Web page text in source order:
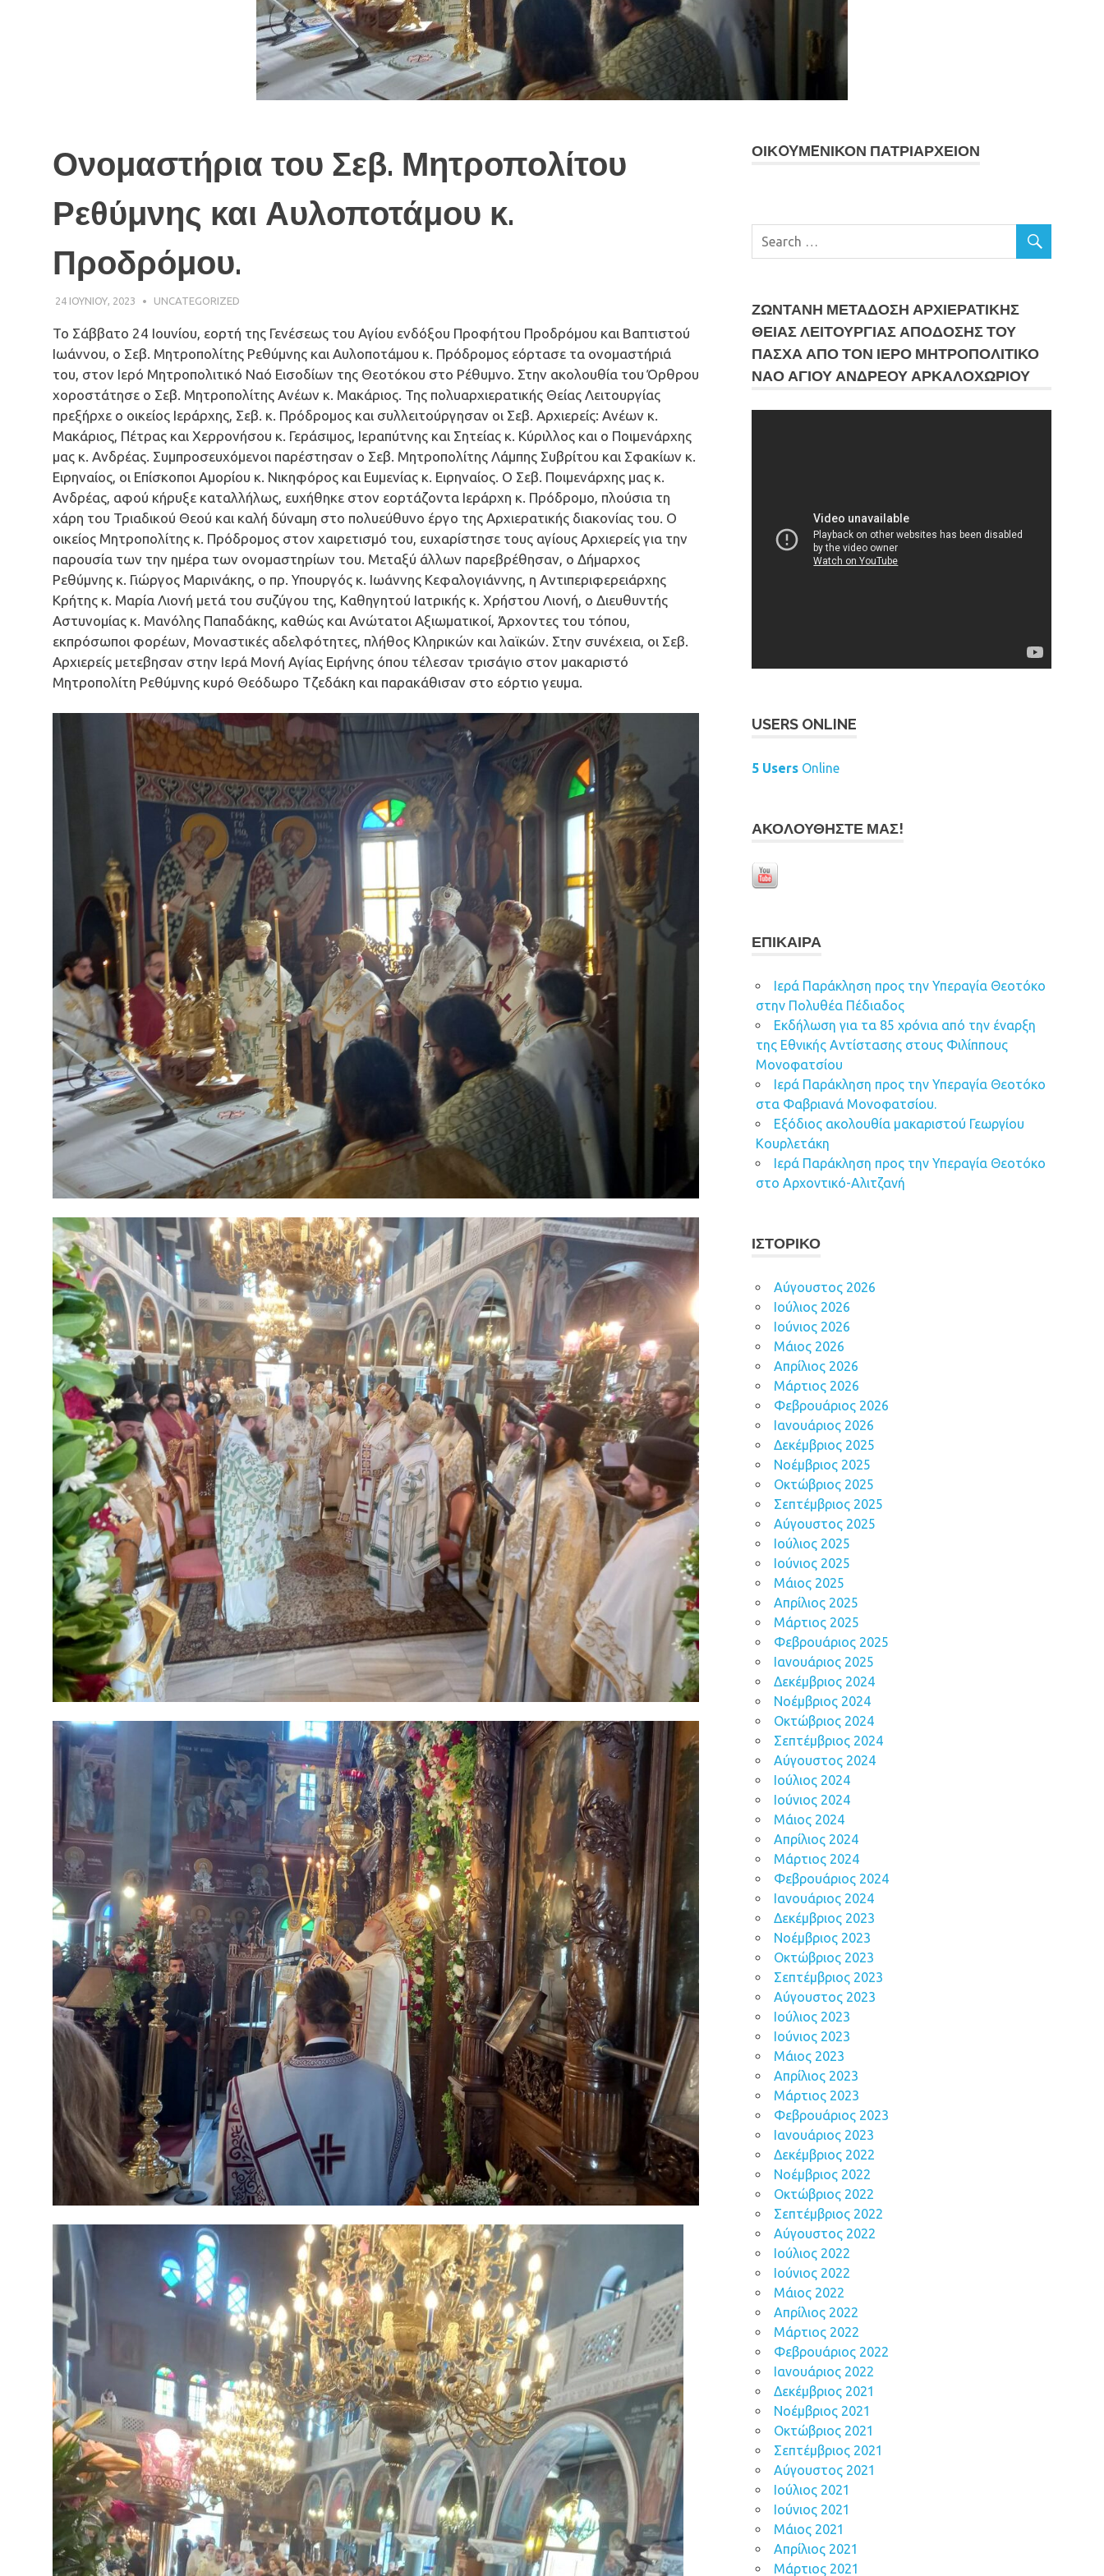
Ονομαστήρια του Σεβ. Μητροπολίτου
Ρεθύμνης και Αυλοποτάμου κ.
Προδρόμου.
24 ΙΟΥΝΊΟΥ, 2023 ΠΑΤΉΡ ΜΙΧΑΉΛ ΠΑΠΑΪΩΆΝΝΟΥ
UNCATEGORIZED
Το Σάββατο 24 Ιουνίου, εορτή της Γενέσεως του Αγίου ενδόξου Προφήτου Προδρόμου και Βαπτιστού
Ιωάννου, ο Σεβ. Μητροπολίτης Ρεθύμνης και Αυλοποτάμου κ. Πρόδρομος εόρτασε τα ονομαστήριά
του, στον Ιερό Μητροπολιτικό Ναό Εισοδίων της Θεοτόκου στο Ρέθυμνο. Στην ακολουθία του Όρθρου
χοροστάτησε ο Σεβ. Μητροπολίτης Ανέων κ. Μακάριος. Της πολυαρχιερατικής Θείας Λειτουργίας
πρεξήρχε ο οικείος Ιεράρχης, Σεβ. κ. Πρόδρομος και συλλειτούργησαν οι Σεβ. Αρχιερείς: Ανέων κ.
Μακάριος, Πέτρας και Χερρονήσου κ. Γεράσιμος, Ιεραπύτνης και Σητείας κ. Κύριλλος και ο Ποιμενάρχης
μας κ. Ανδρέας. Συμπροσευχόμενοι παρέστησαν ο Σεβ. Μητροπολίτης Λάμπης Συβρίτου και Σφακίων κ.
Ειρηναίος, οι Επίσκοποι Αμορίου κ. Νικηφόρος και Ευμενίας κ. Ειρηναίος. Ο Σεβ. Ποιμενάρχης μας κ.
Ανδρέας, αφού κήρυξε καταλλήλως, ευχήθηκε στον εορτάζοντα Ιεράρχη κ. Πρόδρομο, πλούσια τη
χάρη του Τριαδικού Θεού και καλή δύναμη στο πολυεύθυνο έργο της Αρχιερατικής διακονίας του. Ο
οικείος Μητροπολίτης κ. Πρόδρομος στον χαιρετισμό του, ευχαρίστησε τους αγίους Αρχιερείς για την
παρουσία των την ημέρα των ονομαστηρίων του. Μεταξύ άλλων παρεβρέθησαν, ο Δήμαρχος
Ρεθύμνης κ. Γιώργος Μαρινάκης, ο πρ. Υπουργός κ. Ιωάννης Κεφαλογιάννης, η Αντιπεριφερειάρχης
Κρήτης κ. Μαρία Λιονή μετά του συζύγου της, Καθηγητού Ιατρικής κ. Χρήστου Λιονή, ο Διευθυντής
Αστυνομίας κ. Μανόλης Παπαδάκης, καθώς και Ανώτατοι Αξιωματικοί, Άρχοντες του τόπου,
εκπρόσωποι φορέων, Μοναστικές αδελφότητες, πλήθος Κληρικών και λαϊκών. Στην συνέχεια, οι Σεβ.
Αρχιερείς μετεβησαν στην Ιερά Μονή Αγίας Ειρήνης όπου τέλεσαν τρισάγιο στον μακαριστό
Μητροπολίτη Ρεθύμνης κυρό Θεόδωρο Τζεδάκη και παρακάθισαν στο εόρτιο γευμα.
ΟΙΚOYΜEΝΙΚΟΝ ΠΑΤΡΙΑΡΧΕΙΟΝ
ΖΩΝΤΑΝΗ ΜΕΤΆΔΟΣΗ ΑΡΧΙΕΡΑΤΙΚΗΣ
ΘΕΙΑΣ ΛΕΙΤΟΥΡΓΙΑΣ ΑΠΟΔΟΣΗΣ ΤΟΥ
ΠΑΣΧΑ ΑΠΟ ΤΟΝ ΙΕΡΟ ΜΗΤΡΟΠΟΛΙΤΙΚΟ
ΝΑΟ ΑΓΙΟΥ ΑΝΔΡΕΟΥ ΑΡΚΑΛΟΧΩΡΙΟΥ
USERS ONLINE
5 Users Online
ΑΚΟΛΟΥΘΉΣΤΕ ΜΑΣ!
ΕΠΊΚΑΙΡΑ
Ιερά Παράκληση προς την Υπεραγία Θεοτόκο
στην Πολυθέα Πέδιαδος
Εκδήλωση για τα 85 χρόνια από την έναρξη
της Εθνικής Αντίστασης στους Φιλίππους
Μονοφατσίου
Ιερά Παράκληση προς την Υπεραγία Θεοτόκο
στα Φαβριανά Μονοφατσίου.
Εξόδιος ακολουθία μακαριστού Γεωργίου
Κουρλετάκη
Ιερά Παράκληση προς την Υπεραγία Θεοτόκο
στο Αρχοντικό-Αλιτζανή
ΙΣΤΟΡΙΚΌ
Αύγουστος 2026
Ιούλιος 2026
Ιούνιος 2026
Μάιος 2026
Απρίλιος 2026
Μάρτιος 2026
Φεβρουάριος 2026
Ιανουάριος 2026
Δεκέμβριος 2025
Νοέμβριος 2025
Οκτώβριος 2025
Σεπτέμβριος 2025
Αύγουστος 2025
Ιούλιος 2025
Ιούνιος 2025
Μάιος 2025
Απρίλιος 2025
Μάρτιος 2025
Φεβρουάριος 2025
Ιανουάριος 2025
Δεκέμβριος 2024
Νοέμβριος 2024
Οκτώβριος 2024
Σεπτέμβριος 2024
Αύγουστος 2024
Ιούλιος 2024
Ιούνιος 2024
Μάιος 2024
Απρίλιος 2024
Μάρτιος 2024
Φεβρουάριος 2024
Ιανουάριος 2024
Δεκέμβριος 2023
Νοέμβριος 2023
Οκτώβριος 2023
Σεπτέμβριος 2023
Αύγουστος 2023
Ιούλιος 2023
Ιούνιος 2023
Μάιος 2023
Απρίλιος 2023
Μάρτιος 2023
Φεβρουάριος 2023
Ιανουάριος 2023
Δεκέμβριος 2022
Νοέμβριος 2022
Οκτώβριος 2022
Σεπτέμβριος 2022
Αύγουστος 2022
Ιούλιος 2022
Ιούνιος 2022
Μάιος 2022
Απρίλιος 2022
Μάρτιος 2022
Φεβρουάριος 2022
Ιανουάριος 2022
Δεκέμβριος 2021
Νοέμβριος 2021
Οκτώβριος 2021
Σεπτέμβριος 2021
Αύγουστος 2021
Ιούλιος 2021
Ιούνιος 2021
Μάιος 2021
Απρίλιος 2021
Μάρτιος 2021